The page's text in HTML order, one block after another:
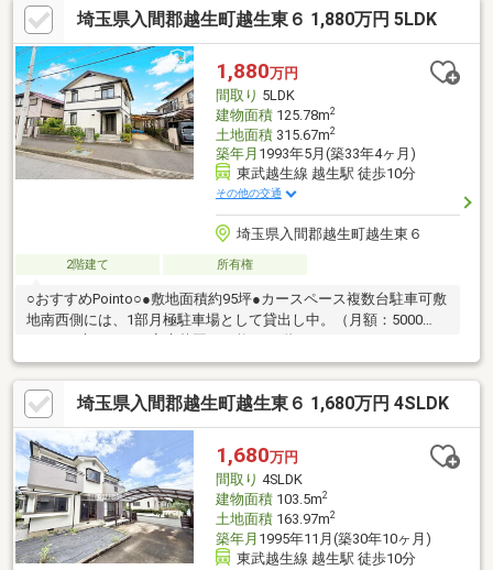
埼玉県入間郡越生町越生東６ 1,880万円 5LDK
1,880万円
間取り 5LDK
建物面積125.78m2
土地面積315.67m2
築年月 1993年5月(築33年4ヶ月)
東武越生線 越生駅 徒歩10分
その他の交通
埼玉県入間郡越生町越生東６
2階建て 所有権
○おすすめPointo○●敷地面積約95坪●カースペース複数台駐車可敷
地南西側には、1部月極駐車場として貸出し中。（月額：5000
ームあり●5LDKの大型戸建セキスイハイム施工物件●室内綺麗に
お使いです。●室内リフォーム履歴多数あり令和８年：外壁塗
装、インターホン工事、床補修、クロス補修など（ライフインフ
ォメーション）・越生小学校：徒歩23分・越生中学校：徒歩43
分・カインズ越生店：徒歩19分・ウエルシア越生店：徒歩7分・
ローソン越生：徒歩10分
埼玉県入間郡越生町越生東６ 1,680万円 4SLDK
1,680万円
間取り 4SLDK
建物面積103.5m2
土地面積163.97m2
築年月 1995年11月(築30年10ヶ月)
東武越生線 越生駅 徒歩10分